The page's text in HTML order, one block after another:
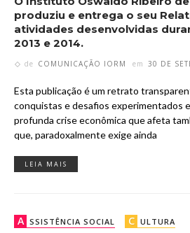
produziu e entrega o seu
atividades desenvolvidas
2013 e 2014.
de COMUNICAÇÃO IORM em 30 DE
Esta publicação é um retrato
conquistas e desafios experimentados
profunda crise econômica que afeta
que, paradoxalmente exige ainda
LEIA MAIS
A SSISTÊNCIA SOCIAL C ULTURA